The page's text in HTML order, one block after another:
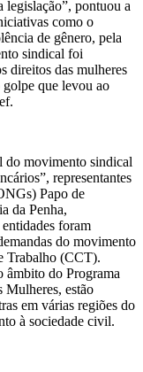
legislação”, pontuou a
como o
de gênero, pela
sindical foi
direitos das mulheres
golpe que levou ao
do movimento sindical
representantes
Papo de
da Penha,
foram
do movimento
Trabalho (CCT).
âmbito do Programa
Mulheres, estão
em várias regiões do
à sociedade civil.